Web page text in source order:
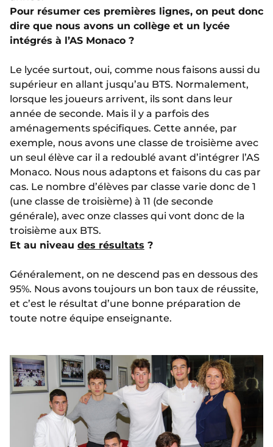
Pour résumer ces premières lignes, on peut donc
dire que nous avons un collège et un lycée
intégrés à l’AS Monaco ?
Le lycée surtout, oui, comme nous faisons aussi du
supérieur en allant jusqu’au BTS. Normalement,
lorsque les joueurs arrivent, ils sont dans leur
année de seconde. Mais il y a parfois des
aménagements spécifiques. Cette année, par
exemple, nous avons une classe de troisième avec
un seul élève car il a redoublé avant d’intégrer l’AS
Monaco. Nous nous adaptons et faisons du cas par
cas. Le nombre d’élèves par classe varie donc de 1
(une classe de troisième) à 11 (de seconde
générale), avec onze classes qui vont donc de la
troisième aux BTS.
Et au niveau des résultats ?
Généralement, on ne descend pas en dessous des
95%. Nous avons toujours un bon taux de réussite,
et c’est le résultat d’une bonne préparation de
toute notre équipe enseignante.